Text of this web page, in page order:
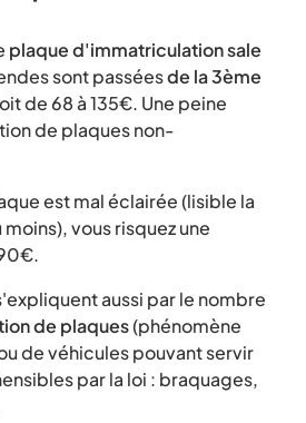
plaque d'immatriculation sale
sont passéesde la 3ème
de 68 à 135€. Une peine
de plaques non-
est mal éclairée (lisible la
vous risquez une
aussi par le nombre
de plaques(phénomène
de véhicules pouvant servir
par la loi : braquages,